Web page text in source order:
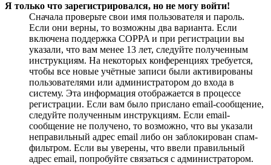
Я только что зарегистрировался, но не могу войти!
Сначала проверьте свои имя пользователя и пароль.
Если они верны, то возможны два варианта. Если
включена поддержка COPPA и при регистрации вы
указали, что вам менее 13 лет, следуйте полученным
инструкциям. На некоторых конференциях требуется,
чтобы все новые учётные записи были активированы
пользователями или администратором до входа в
систему. Эта информация отображается в процессе
регистрации. Если вам было прислано email-сообщение,
следуйте полученным инструкциям. Если email-
сообщение не получено, то возможно, что вы указали
неправильный адрес email либо он заблокирован спам-
фильтром. Если вы уверены, что ввели правильный
адрес email, попробуйте связаться с администратором.